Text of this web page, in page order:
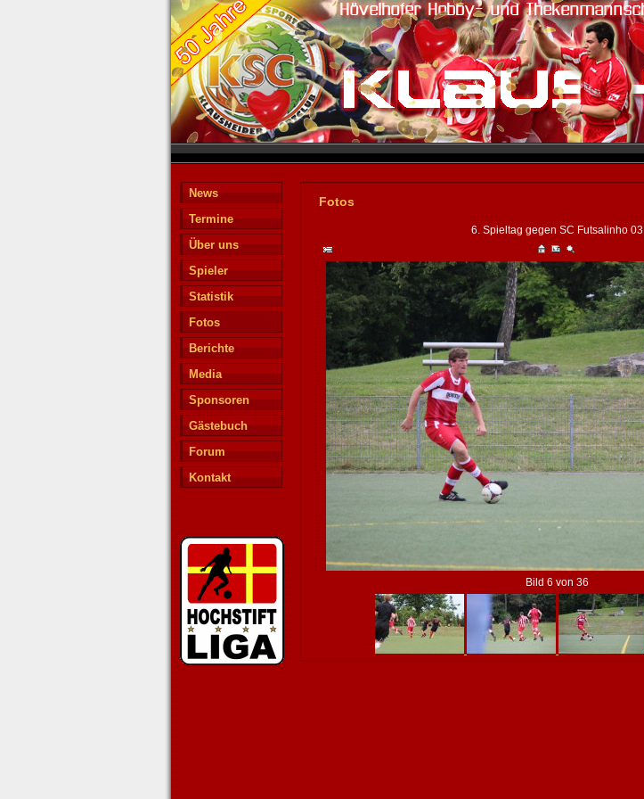
News
Termine
Über uns
Spieler
Statistik
Fotos
Berichte
Media
Sponsoren
Gästebuch
Forum
Kontakt
Fotos
6. Spieltag gegen SC Futsalinho 03
Bild 6 von 36